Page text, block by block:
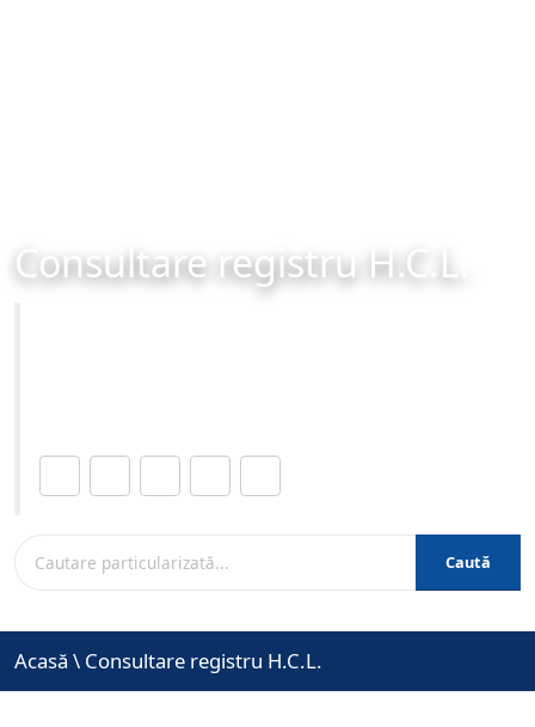
Consultare registru H.C.L.
Caută
Acasă \ Consultare registru H.C.L.